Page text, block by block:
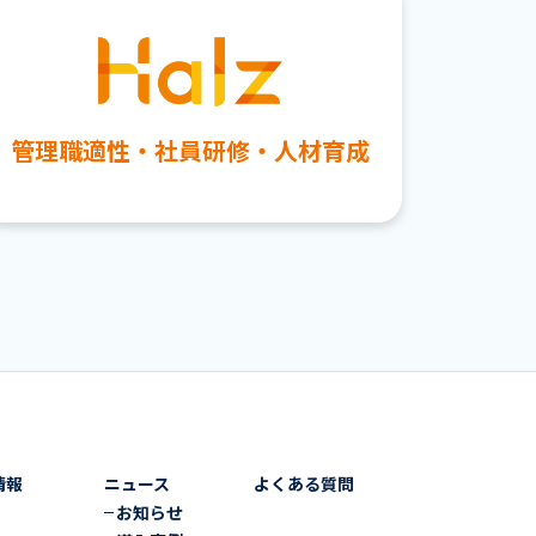
管理職適性・社員研修・人材育成
報
ニュース
お知らせ
よくある質問